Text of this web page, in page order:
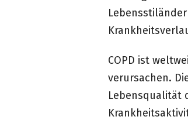
COPD ist
verursachen.
Lebensqualität